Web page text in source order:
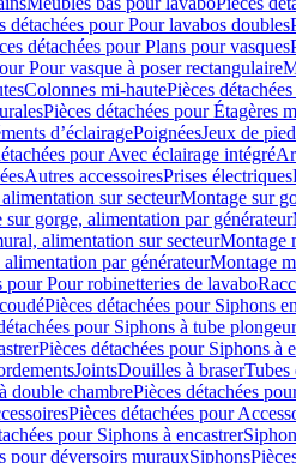
détachées pour Pour lavabos doubles
détachées pour Plans pour vasques
Pour vasque à poser rectangulaire
Colonnes mi-hautePièces
Pièces détachées pour Étagères
d’éclairagePoignéesJeux de
pour Avec éclairage intégré
Autres accessoiresPrises électriques
sur secteurMontage sur
gorge, alimentation par générateur
alimentation sur secteurMontage
par générateurMontage
pour Pour robinetteries de lavabo
Pièces détachées pour Siphons
pour Siphons à tube
Pièces détachées pour Siphons à
JointsDouilles à braserTubes
double chambrePièces détachées
Pièces détachées pour
pour Siphons à encastrer
pour déversoirs murauxSiphons